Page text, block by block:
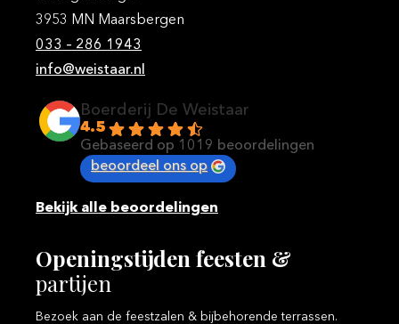
3953 MN Maarsbergen
033 – 286 1943
info@weistaar.nl
Boerderij De Weistaar
4.5
Gebaseerd op 1019 beoordelingen
beoordeel ons op
Bekijk alle beoordelingen
Openingstijden feesten &
partijen
Bezoek aan de feestzalen & bijbehorende terrassen.